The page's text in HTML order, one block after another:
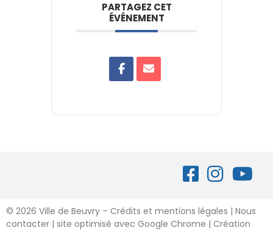
PARTAGEZ CET
ÉVÉNEMENT
© 2026 Ville de Beuvry – Crédits et mentions légales | Nous
contacter | site optimisé avec Google Chrome | Création